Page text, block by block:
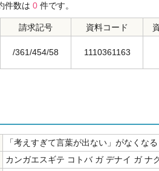
件数は 0 件です。
請求記号 資料コード
/361/454/58 1110361163
「考えすぎて言葉が出ない」がなくなる
カンガエスギテ コトバ ガ デナイ ガ ナ